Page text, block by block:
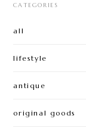
CATEGORIES
all
lifestyle
antique
original goods